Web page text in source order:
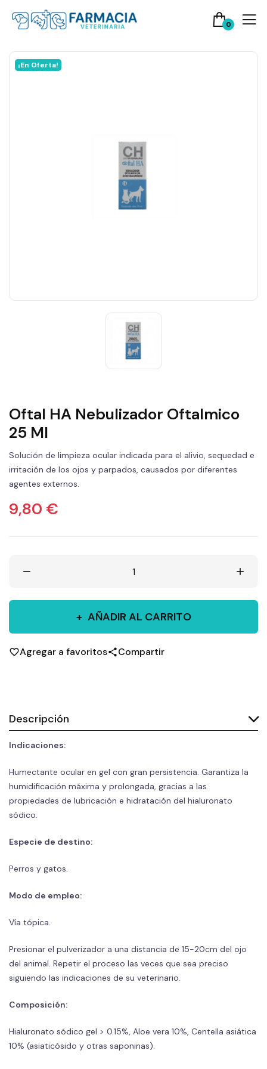
0
¡En Oferta!
Oftal HA Nebulizador Oftalmico
25 Ml
Solución de limpieza ocular indicada para el alivio, sequedad e
irritación de los ojos y parpados, causados por diferentes
agentes externos.
9,80 €
remove add
AÑADIR AL CARRITO
favorite_borderAgregar a favoritosshareCompartir
Descripción
Indicaciones:
Humectante ocular en gel con gran persistencia. Garantiza la
humidificación máxima y prolongada, gracias a las
propiedades de lubricación e hidratación del hialuronato
sódico.
Especie de destino:
Perros y gatos.
Modo de empleo:
Vía tópica.
Presionar el pulverizador a una distancia de 15-20cm del ojo
del animal. Repetir el proceso las veces que sea preciso
siguiendo las indicaciones de su veterinario.
Composición:
Hialuronato sódico gel > 0.15%, Aloe vera 10%, Centella asiática
10% (asiaticósido y otras saponinas).